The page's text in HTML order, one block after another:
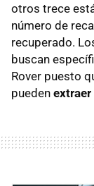
otros trece
número de
recuperado.
buscan
Rover puesto
pueden